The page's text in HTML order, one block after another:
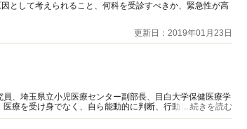
として考えられること、何科を受診すべきか、緊急性が高
更新日：2019年01月23日
、埼玉県立小児医療センター副部長、目白大学保健医療学
療を受け身でなく、自ら能動的に判断、行動して生活して
。
...続きを読む